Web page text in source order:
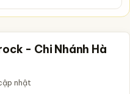
- Chi Nhánh Hà
nhật